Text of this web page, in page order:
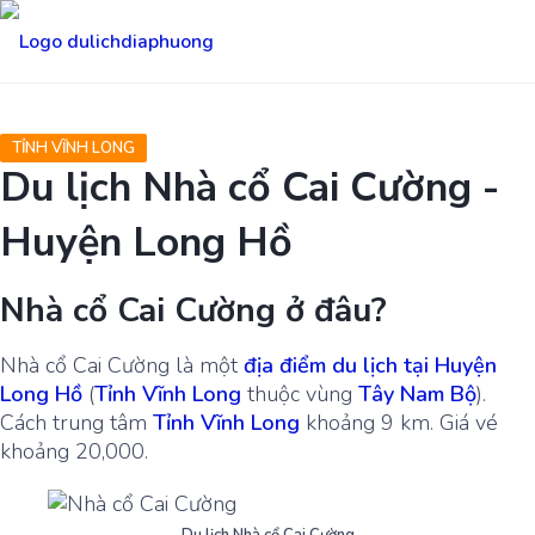
TỈNH VĨNH LONG
Du lịch Nhà cổ Cai Cường -
Huyện Long Hồ
Nhà cổ Cai Cường ở đâu?
Nhà cổ Cai Cường là một địa điểm du lịch tại Huyện
Long Hồ (Tỉnh Vĩnh Long thuộc vùng Tây Nam Bộ).
Cách trung tâm Tỉnh Vĩnh Long khoảng 9 km. Giá vé
khoảng 20,000.